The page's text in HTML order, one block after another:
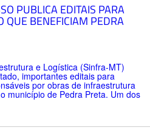
PUBLICA EDITAIS PARA
QUE BENEFICIAM PEDRA
e Logística (Sinfra-MT)
importantes editais para
por obras de infraestrutura
município de Pedra Preta. Um dos